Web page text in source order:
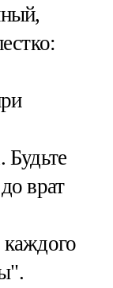
Будьте
врат
каждого